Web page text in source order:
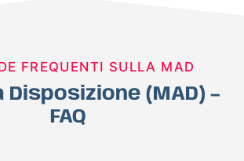
FREQUENTI SULLA MAD
Disposizione (MAD) –
FAQ